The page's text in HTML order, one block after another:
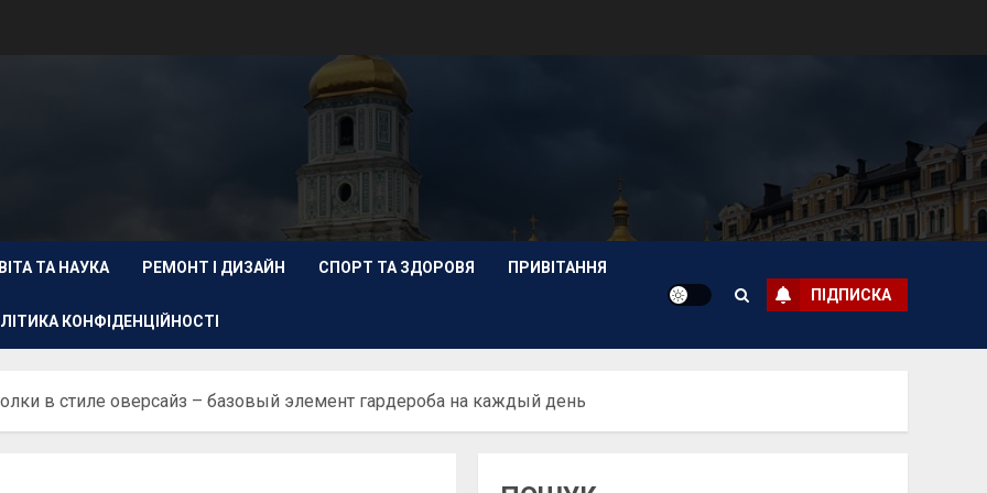
ТА НАУКА РЕМОНТ І ДИЗАЙН СПОРТ ТА ЗДОРОВЯ ПРИВІТАННЯ
КОНФІДЕНЦІЙНОСТІ
ПІДПИСКА
в стиле оверсайз – базовый элемент гардероба на каждый день